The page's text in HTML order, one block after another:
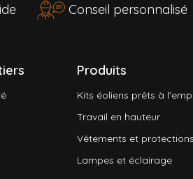
Conseil personnalisé
Produits
Kits éoliens prêts à
Travail en hauteur
Vêtements et protections
Lampes et éclairage